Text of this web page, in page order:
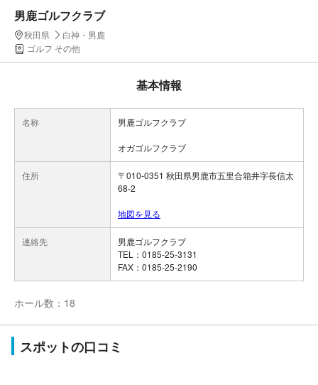
男鹿ゴルフクラブ
秋田県
白神・男鹿
ゴルフ その他
基本情報
名称 男鹿ゴルフクラブ
オガゴルフクラブ
住所
〒010-0351 秋田県男鹿市五里合箱井字長信太
68-2
地図を見る
連絡先
男鹿ゴルフクラブ
TEL：0185-25-3131
FAX：0185-25-2190
ホール数：18
スポットの口コミ